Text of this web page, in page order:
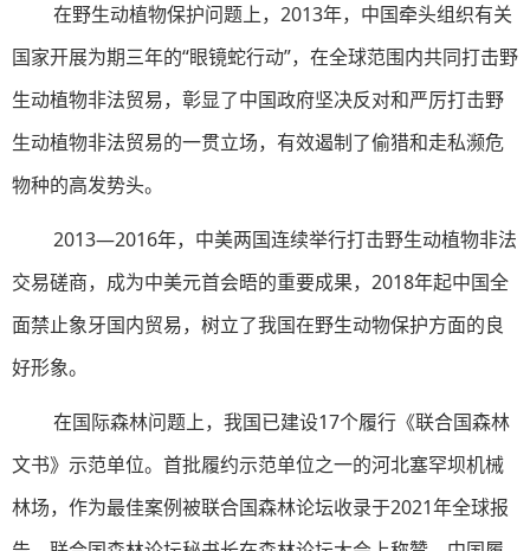
在野生动植物保护问题上，2013年，中国牵头组织有关
国家开展为期三年的“眼镜蛇行动”，在全球范围内共同打击野
生动植物非法贸易，彰显了中国政府坚决反对和严厉打击野
生动植物非法贸易的一贯立场，有效遏制了偷猎和走私濒危
物种的高发势头。
2013—2016年，中美两国连续举行打击野生动植物非法
交易磋商，成为中美元首会晤的重要成果，2018年起中国全
面禁止象牙国内贸易，树立了我国在野生动物保护方面的良
好形象。
在国际森林问题上，我国已建设17个履行《联合国森林
文书》示范单位。首批履约示范单位之一的河北塞罕坝机械
林场，作为最佳案例被联合国森林论坛收录于2021年全球报